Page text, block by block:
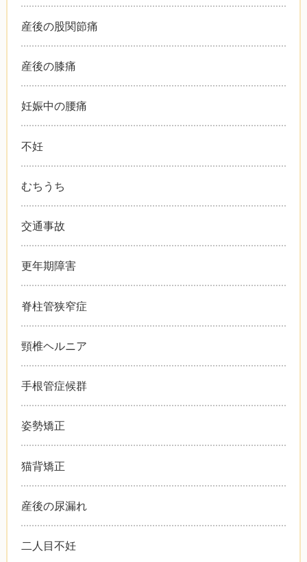
産後の股関節痛
産後の膝痛
妊娠中の腰痛
不妊
むちうち
交通事故
更年期障害
脊柱管狭窄症
頸椎ヘルニア
手根管症候群
姿勢矯正
猫背矯正
産後の尿漏れ
二人目不妊